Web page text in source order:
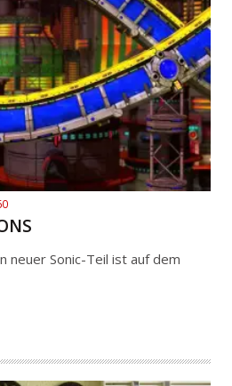
neuer Sonic-Teil ist auf dem